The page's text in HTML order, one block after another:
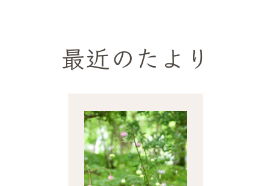
最近のたより